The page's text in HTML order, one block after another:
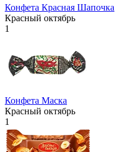
Конфета Красная Шапочка
Красный октябрь
1
Конфета Маска
Красный октябрь
1